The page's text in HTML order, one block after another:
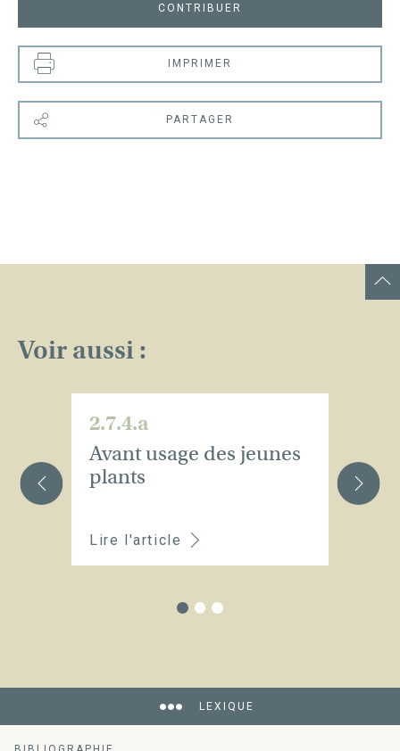
CONTRIBUER
IMPRIMER
PARTAGER
Voir aussi :
2.7.4.a
Avant usage des jeunes
plants
Lire l'article
LEXIQUE